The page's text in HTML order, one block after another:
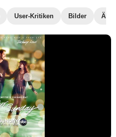
User-Kritiken Bilder